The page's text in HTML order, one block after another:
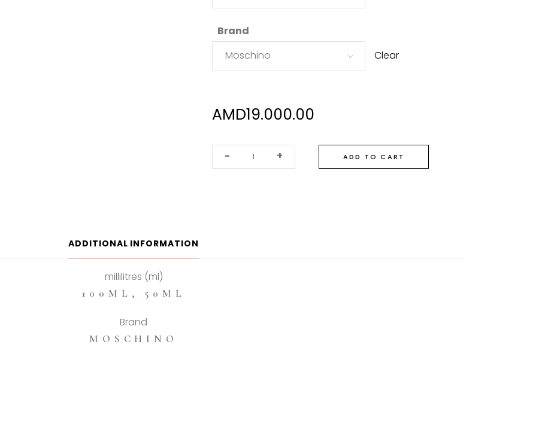
Brand
Moschino
Clear
AMD19.000.00
Moschino
Funny
- + ADD TO CART
ADDITIONAL INFORMATION
millilitres (ml)
100ML , 50ML
Brand
MOSCHINO